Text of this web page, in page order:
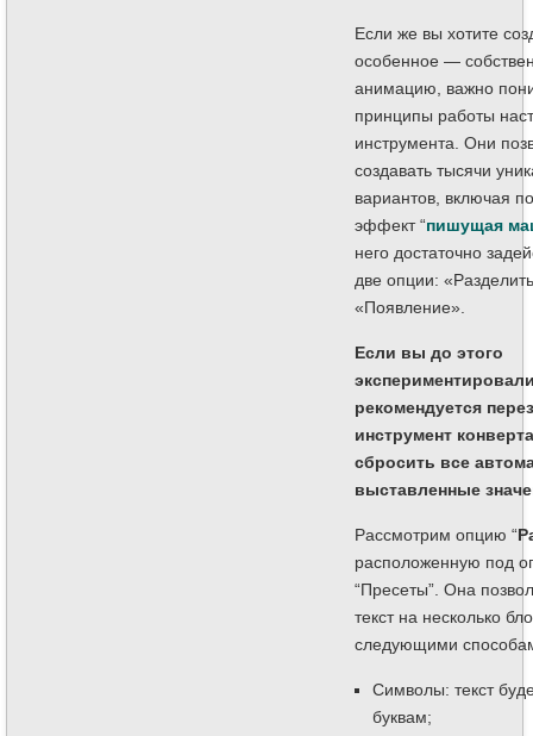
Если же вы хотите
особенное —
анимацию, важно
принципы работы
инструмента. Они
создавать тысячи
вариантов, включая
эффект “пишущая
него достаточно
две опции:
«Появление».
Если вы до этого
рекомендуется
инструмент
сбросить все
выставленные
Рассмотрим опцию “
расположенную под
“Пресеты”. Она
текст на несколько
следующими
Символы: текст
буквам;